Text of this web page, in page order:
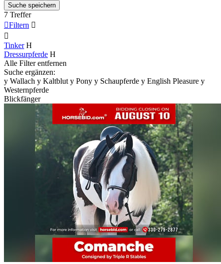
Suche speichern
7 Treffer
Filtern 

Tinker H
Dressurpferde H
Alle Filter entfernen
Suche ergänzen:
y Wallach y Kaltblut y Pony y Schaupferde y English Pleasure y
Westernpferde
Blickfänger